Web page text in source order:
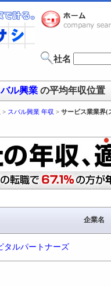
社名
ル興業 の平均年収位置
> スバル興業 年収 > サービス業業界(
企業名
タルパートナーズ